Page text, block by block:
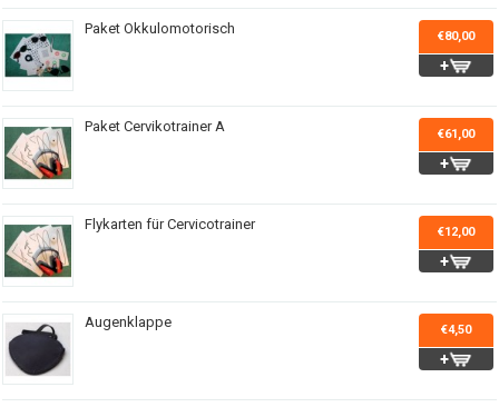
Paket Okkulomotorisch €80,00
Paket Cervikotrainer A €61,00
Flykarten für Cervicotrainer €12,00
Augenklappe €4,50